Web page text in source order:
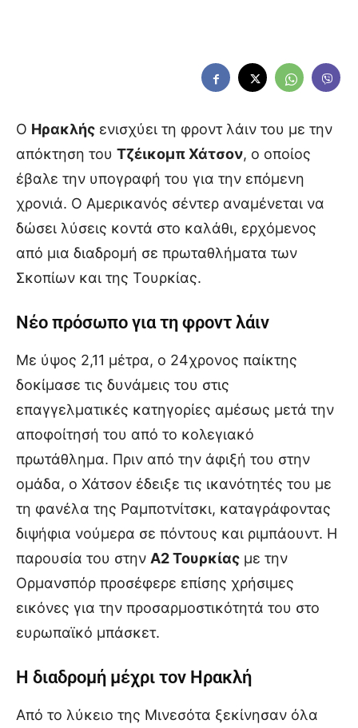
Ο Ηρακλής ενισχύει τη φροντ λάιν του με την
απόκτηση του Τζέικομπ Χάτσον, ο οποίος
έβαλε την υπογραφή του για την επόμενη
χρονιά. Ο Αμερικανός σέντερ αναμένεται να
δώσει λύσεις κοντά στο καλάθι, ερχόμενος
από μια διαδρομή σε πρωταθλήματα των
Σκοπίων και της Τουρκίας.
Νέο πρόσωπο για τη φροντ λάιν
Με ύψος 2,11 μέτρα, ο 24χρονος παίκτης
δοκίμασε τις δυνάμεις του στις
επαγγελματικές κατηγορίες αμέσως μετά την
αποφοίτησή του από το κολεγιακό
πρωτάθλημα. Πριν από την άφιξή του στην
ομάδα, ο Χάτσον έδειξε τις ικανότητές του με
τη φανέλα της Ραμποτνίτσκι, καταγράφοντας
διψήφια νούμερα σε πόντους και ριμπάουντ. Η
παρουσία του στην Α2 Τουρκίας με την
Ορμανσπόρ προσέφερε επίσης χρήσιμες
εικόνες για την προσαρμοστικότητά του στο
ευρωπαϊκό μπάσκετ.
Η διαδρομή μέχρι τον Ηρακλή
Από το λύκειο της Μινεσότα ξεκίνησαν όλα